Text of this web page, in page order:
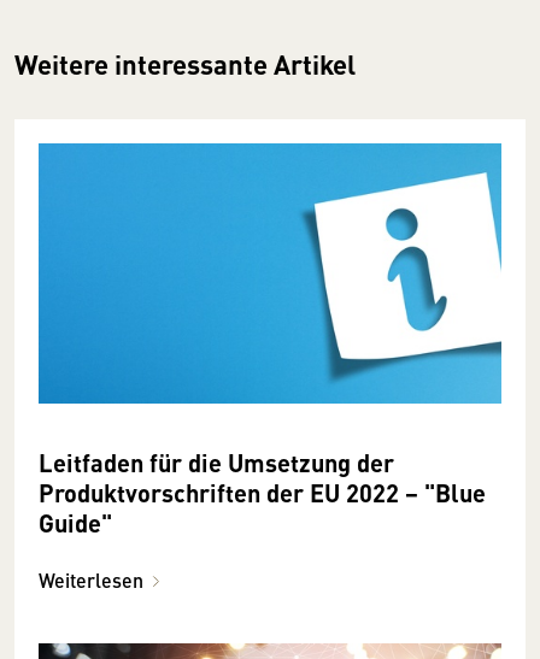
Weitere interessante Artikel
Leitfaden für die Umsetzung der
Produktvorschriften der EU 2022 − "Blue
Guide"
Weiterlesen